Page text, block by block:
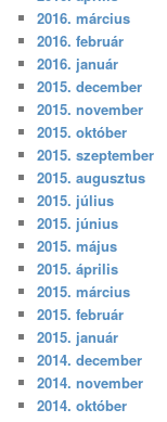
2016. március
2016. február
2016. január
2015. december
2015. november
2015. október
2015. szeptember
2015. augusztus
2015. július
2015. június
2015. május
2015. április
2015. március
2015. február
2015. január
2014. december
2014. november
2014. október